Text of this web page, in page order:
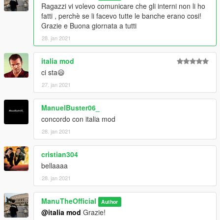
Ragazzi vi volevo comunicare che gli interni non li ho
fatti , perchè se li facevo tutte le banche erano cosi!
Grazie e Buona giornata a tutti
28. jan 2021
italia mod
ci sta😃
27. jan 2021
ManuelBuster06_
concordo con italia mod
28. jan 2021
cristian304
bellaaaa
28. jan 2021
ManuTheOfficial Author
@italia mod Grazie!